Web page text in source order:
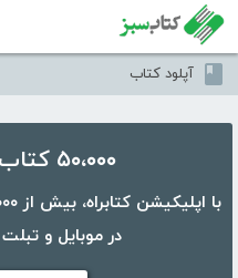
آپلود کتاب
۵۰،۰۰۰ کتاب در موبایل شما
در موبایل و